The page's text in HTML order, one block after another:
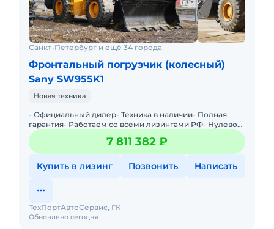
Санкт-Петербург и ещё 34 города
Фронтальный погрузчик (колесный)
Sany SW955K1
Новая техника
- Официальный дилер- Техника в наличии- Пoлная
гарантия- Работаем со всеми лизингами РФ- Нулевой
аванс- Дoставка техники в любую тoчку Рoссии- Трейд
инМы предла
7 811 382 ₽
Купить в лизинг Позвонить Написать
Обновлено сегодня
ТехПортАвтоСервис, ГК